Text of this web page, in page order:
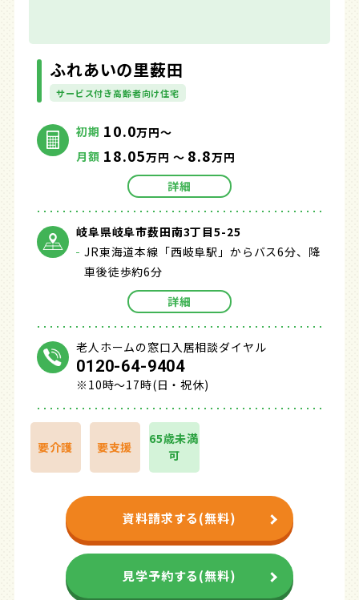
ふれあいの里薮田
サービス付き高齢者向け住宅
初期 10.0万円～
月額 18.05万円 ～ 8.8万円
詳細
岐阜県岐阜市薮田南3丁目5-25
JR東海道本線「西岐阜駅」からバス6分、降
車後徒歩約6分
詳細
老人ホームの窓口入居相談ダイヤル
0120-64-9404
※10時～17時(日・祝休)
要介護 要支援
65歳未満
可
資料請求する(無料)
見学予約する(無料)